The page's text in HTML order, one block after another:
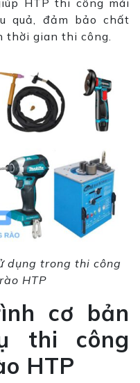
quả, đảm bảo chất
thời gian thi công.
dụng trong thi công
HTP
cơ bản
thi công
HTP